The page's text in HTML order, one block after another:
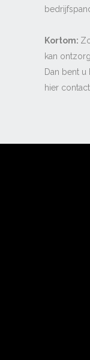
Kortom:
kan
Dan bent u
hier